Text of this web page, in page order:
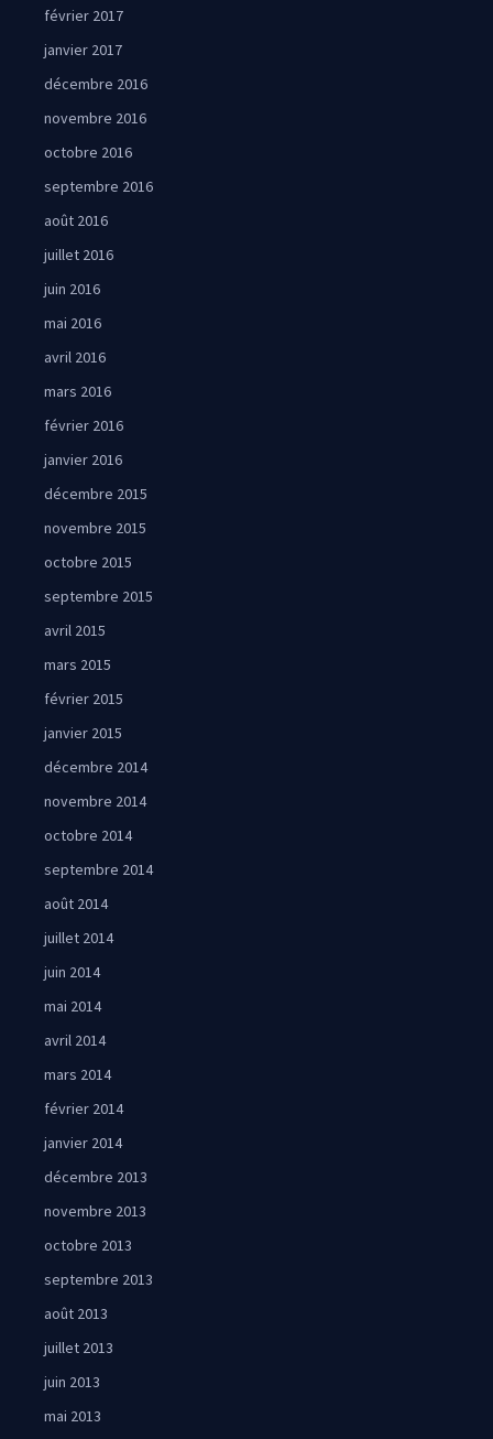
février 2017
janvier 2017
décembre 2016
novembre 2016
octobre 2016
septembre 2016
août 2016
juillet 2016
juin 2016
mai 2016
avril 2016
mars 2016
février 2016
janvier 2016
décembre 2015
novembre 2015
octobre 2015
septembre 2015
avril 2015
mars 2015
février 2015
janvier 2015
décembre 2014
novembre 2014
octobre 2014
septembre 2014
août 2014
juillet 2014
juin 2014
mai 2014
avril 2014
mars 2014
février 2014
janvier 2014
décembre 2013
novembre 2013
octobre 2013
septembre 2013
août 2013
juillet 2013
juin 2013
mai 2013